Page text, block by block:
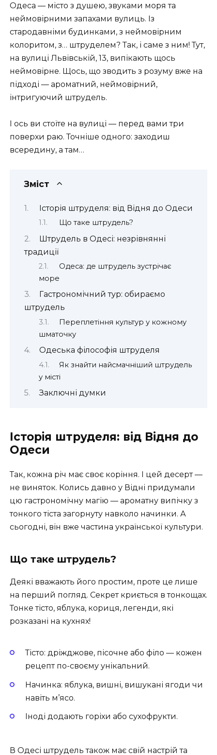
Одеса — місто з душею, звуками моря та
неймовірними запахами вулиць. Із
стародавніми будинками, з неймовірним
колоритом, з… штруделем? Так, і саме з ним! Тут,
на вулиці Львівській, 13, випікають щось
неймовірне. Щось, що зводить з розуму вже на
підході — ароматний, неймовірний,
інтригуючий штрудель.
І ось ви стоїте на вулиці — перед вами три
поверхи раю. Точніше одного: заходиш
всередину, а там…
Зміст
Історія штруделя: від Відня до Одеси
Що таке штрудель?
Штрудель в Одесі: незрівнянні
традиції
Одеса: де штрудель зустрічає
море
Гастрономічний тур: обираємо
штрудель
Переплетіння культур у кожному
шматочку
Одеська філософія штруделя
Як знайти найсмачніший штрудель
у місті
Заключні думки
Історія штруделя: від Відня до
Одеси
Так, кожна річ має своє коріння. І цей десерт —
не виняток. Колись давно у Відні придумали
цю гастрономічну магію — ароматну випічку з
тонкого тіста загорнуту навколо начинки. А
сьогодні, він вже частина української культури.
Що таке штрудель?
Деякі вважають його простим, проте це лише
на перший погляд. Секрет криється в тонкощах.
Тонке тісто, яблука, кориця, легенди, які
розказані на кухнях!
Тісто: дріжджове, пісочне або філо — кожен
рецепт по-своєму унікальний.
Начинка: яблука, вишні, вишукані ягоди чи
навіть м’ясо.
Іноді додають горіхи або сухофрукти.
В Одесі штрудель також має свій настрій та